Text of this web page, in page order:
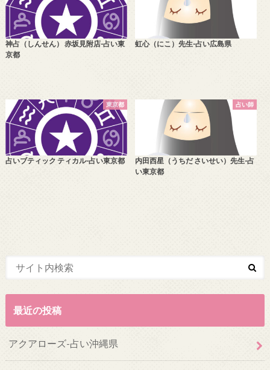
神占（しんせん） 赤坂見附店-占い東
京都
虹心（にこ）先生-占い広島県
東京都
占いブティック ティカル-占い東京都
占い師
内田西星（うちだ さいせい）先生-占
い東京都
最近の投稿
アクアローズ-占い沖縄県